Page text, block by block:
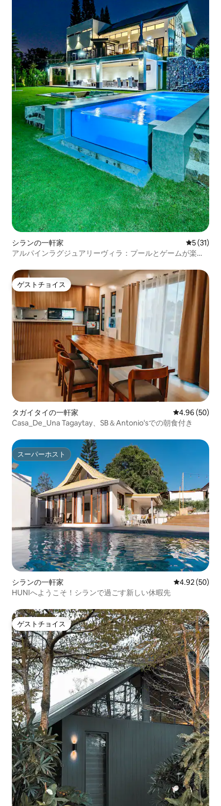
シランの一軒家 レビュー
5 (31)
アルパインラグジュアリーヴィラ：プールとゲームが楽し
ゲストチョイス
ゲストチョイス
タガイタイの一軒家 レビュー50
4.96 (50)
Casa_De_Una Tagaytay、SB＆Antonio'sでの朝食付き
スーパーホスト
スーパーホスト
シランの一軒家 レビュー50
4.92 (50)
HUNIへようこそ！シランで過ごす新しい休暇先
ゲストチョイス
ゲストチョイス